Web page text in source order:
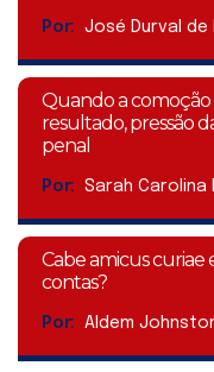
Por: José Durval de
Quando a comoção
resultado, pressão
penal
Por: Sarah Carolina
Cabe amicus curiae
contas?
Por: Aldem